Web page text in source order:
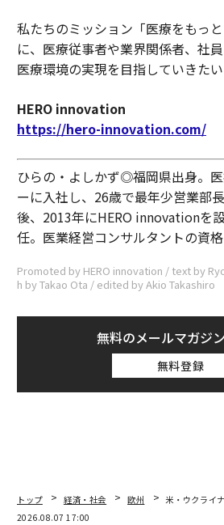
私たちのミッション「医療をもっ
に、医療従事者や業界関係者、社
医療環境の実現を目指していきたい
HERO innovation
https://hero-innovation.com/
ひらの・よしかず◎福岡県出身。
ーに入社し、26歳で最年少営業部
後、2013年にHERO innovationを
任。医業経営コンサルタントの資格
Promoted by HERO innovation / text by
h by Takao Ota / edited by Akio Takashiro
無料のメールマガジ
無料登録
トップ 経済・社会 欧州
米・ウクライ
2026.08.07 17:00